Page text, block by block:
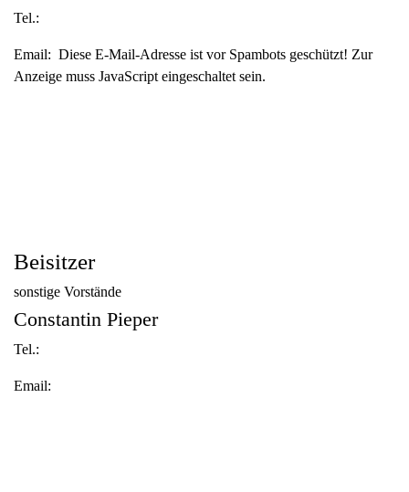
Tel.:
Email: Diese E-Mail-Adresse ist vor Spambots geschützt! Zur
Anzeige muss JavaScript eingeschaltet sein.
Beisitzer
sonstige Vorstände
Constantin Pieper
Tel.:
Email: